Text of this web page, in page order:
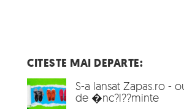
CITESTE MAI DEPARTE:
S-a lansat Zapas.ro -
de �nc?l??minte